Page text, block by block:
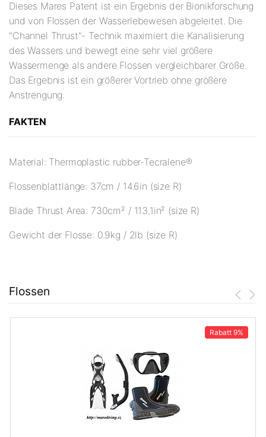
Dieses Mares Patent ist ein Ergebnis der Bionikforschung
und von Flossen der Wasserlebewesen abgeleitet. Die
"Channel Thrust"- Technik maximiert die Kanalisierung
des Wassers und bewegt eine sehr viel größere
Wassermenge als andere Flossen vergleichbarer Größe.
Das Ergebnis ist ein größerer Vortrieb ohne größere
Anstrengung.
FAKTEN
Material: Thermoplastic rubber-Tecralene®
Flossenblattlänge: 37cm / 14.6in (size R)
Blade Thrust Area: 730cm² / 113.1in² (size R)
Gewicht der Flosse: 0.9kg / 2lb (size R)
Flossen
Rabatt 9%